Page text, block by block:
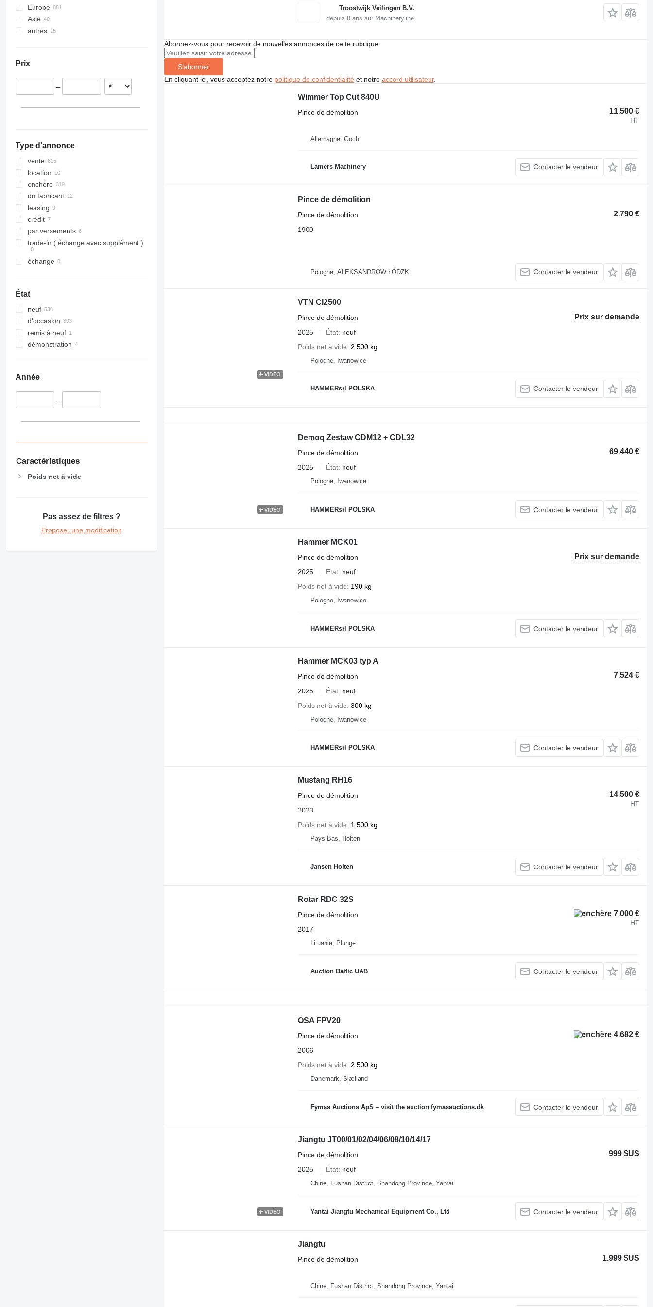
Europe
Pays-Bas
Italie
France
Asie
Japon
autres
Prix
–
Type d'annonce
vente
location
enchère
du fabricant
leasing
crédit
par versements
trade-in ( échange avec supplément )
échange
État
neuf
d'occasion
remis à neuf
démonstration
Année
–
Caractéristiques
Poids net à vide
Pas assez de filtres ?
Proposer une modification
Troostwijk Veilingen B.V.
depuis 8ans sur Machineryline
Abonnez-vous pour recevoir de nouvelles annonces de cette rubrique
S'abonner
En cliquant ici, vous acceptez notre politique de confidentialité et notre accord utilisateur.
Wimmer Top Cut 840U
11.500 €
HT
Pince de démolition
Allemagne, Goch
Lamers Machinery Contacter le vendeur
Pince de démolition
2.790 €
Pince de démolition
1900
Pologne, ALEKSANDRÓW ŁÓDZK Contacter le vendeur
VIDÉO
VTN CI2500
Prix sur demande
Pince de démolition
2025
État neuf
Poids net à vide
2.500 kg
Pologne, Iwanowice
HAMMERsrl POLSKA Contacter le vendeur
VIDÉO
Demoq Zestaw CDM12 + CDL32
69.440 €
Pince de démolition
2025
État neuf
Pologne, Iwanowice
HAMMERsrl POLSKA Contacter le vendeur
Hammer MCK01
Prix sur demande
Pince de démolition
2025
État neuf
Poids net à vide
190 kg
Pologne, Iwanowice
HAMMERsrl POLSKA Contacter le vendeur
Hammer MCK03 typ A
7.524 €
Pince de démolition
2025
État neuf
Poids net à vide 300 kg
Pologne, Iwanowice
HAMMERsrl POLSKA Contacter le vendeur
Mustang RH16
14.500 €
HT
Pince de démolition
2023
Poids net à vide
1.500 kg
Pays-Bas, Holten
Jansen Holten Contacter le vendeur
Rotar RDC 32S
7.000 €
HT
Pince de démolition
2017
Lituanie, Plungė
Auction Baltic UAB Contacter le vendeur
OSA FPV20
4.682 €
Pince de démolition
2006
Poids net à vide
2.500 kg
Danemark, Sjælland
Fymas Auctions ApS – visit the auction fymasauctions.dk Contacter le vendeur
VIDÉO
Jiangtu JT00/01/02/04/06/08/10/14/17
999 $US
Pince de démolition
2025
État neuf
Chine, Fushan District, Shandong Province, Yantai
Yantai Jiangtu Mechanical Equipment Co., Ltd Contacter le vendeur
Jiangtu
1.999 $US
Pince de démolition
Chine, Fushan District, Shandong Province, Yantai